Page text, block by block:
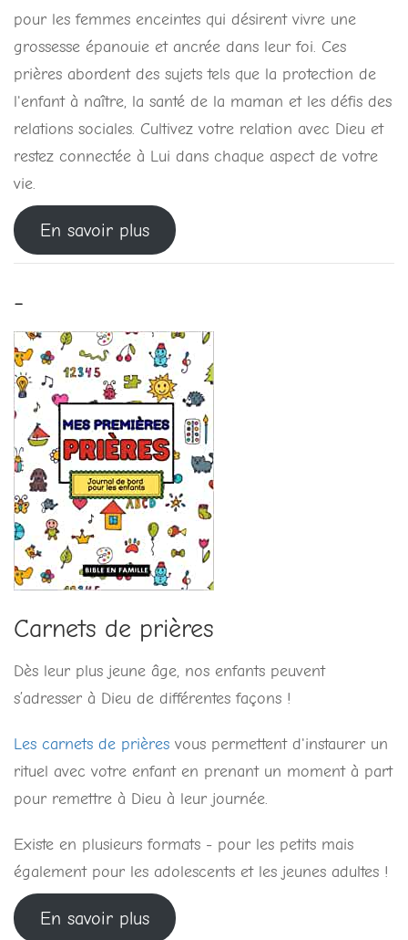
pour les femmes enceintes qui désirent vivre une
grossesse épanouie et ancrée dans leur foi. Ces
prières abordent des sujets tels que la protection de
l'enfant à naître, la santé de la maman et les défis des
relations sociales. Cultivez votre relation avec Dieu et
restez connectée à Lui dans chaque aspect de votre
vie.
En savoir plus
-
Carnets de prières
Dès leur plus jeune âge, nos enfants peuvent
s’adresser à Dieu de différentes façons !
Les carnets de prières vous permettent d'instaurer un
rituel avec votre enfant en prenant un moment à part
pour remettre à Dieu à leur journée.
Existe en plusieurs formats - pour les petits mais
également pour les adolescents et les jeunes adultes !
En savoir plus